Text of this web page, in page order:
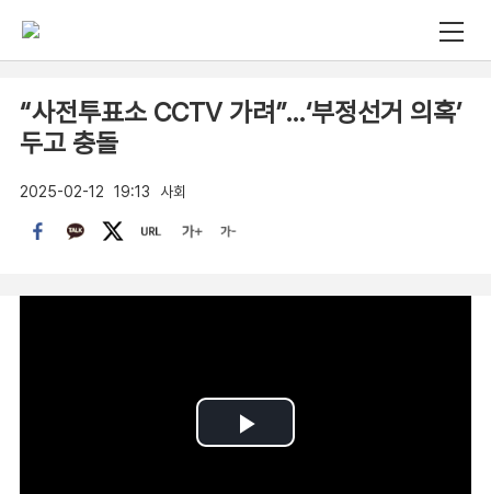
“사전투표소 CCTV 가려”…‘부정선거 의혹’
두고 충돌
2025-02-12 19:13 사회